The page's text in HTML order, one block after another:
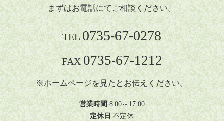
まずはお電話にてご相談ください。
TEL0735-67-0278
FAX0735-67-1212
※ホームページを見たとお伝えください。
営業時間 8:00～17:00
定休日不定休